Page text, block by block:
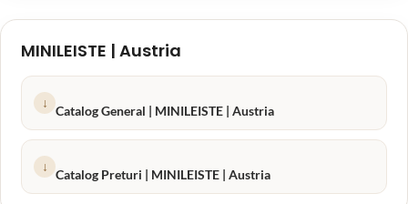
MINILEISTE | Austria
↓
Catalog General | MINILEISTE | Austria
↓
Catalog Preturi | MINILEISTE | Austria